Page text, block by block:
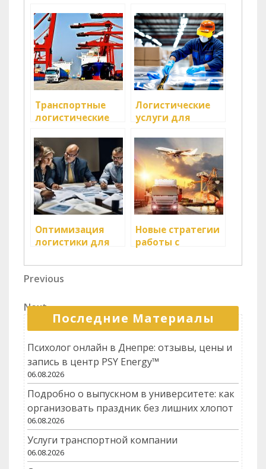
Транспортные
логистические
новом бизнесе
Логистические
услуги для
начать
Оптимизация
логистики для
советы и
рекомендации
Новые стратегии
работы с
транспортной
Навигация
по
записям
Previous
Previous
Next
Post
Next
Последние Материалы
Психолог онлайн в Днепре: отзывы, цены и
запись в центр PSY Energy™
06.08.2026
Подробно о выпускном в университете: как
организовать праздник без лишних хлопот
06.08.2026
Услуги транспортной компании
06.08.2026